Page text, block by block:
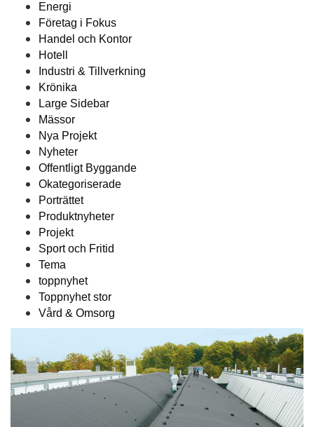
Energi
Företag i Fokus
Handel och Kontor
Hotell
Industri & Tillverkning
Krönika
Large Sidebar
Mässor
Nya Projekt
Nyheter
Offentligt Byggande
Okategoriserade
Porträttet
Produktnyheter
Projekt
Sport och Fritid
Tema
toppnyhet
Toppnyhet stor
Vård & Omsorg